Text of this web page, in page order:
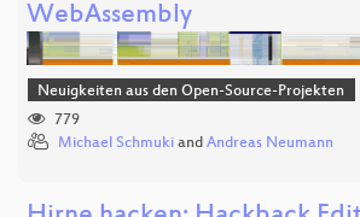
WebAssembly
Neuigkeiten aus den Open-Source-Projekten
779
Michael Schmuki and Andreas Neumann